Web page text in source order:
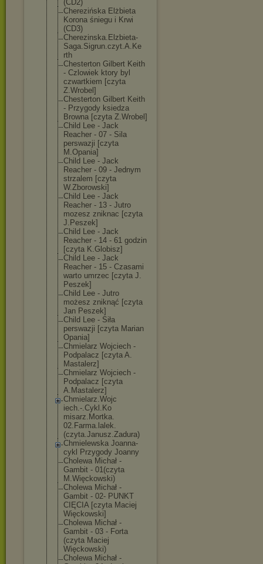
(CD2)
Cherezińska Elżbieta
Korona śniegu i Krwi
(CD3)
Cherezinska.El zbieta-
Saga.Sigrun.czyt.A.Ke
rth
Chesterton Gilbert Keith
- Czlowiek ktory byl
czwartkiem [czyta
Z.Wrobel]
Chesterton Gilbert Keith
- Przygody ksiedza
Browna [czyta Z.Wrobel]
Child Lee - Jack
Reacher - 07 - Sila
perswazji [czyta
M.Opania]
Child Lee - Jack
Reacher - 09 - Jednym
strzalem [czyta
W.Zborowski]
Child Lee - Jack
Reacher - 13 - Jutro
mozesz zniknac [czyta
J.Peszek]
Child Lee - Jack
Reacher - 14 - 61 godzin
[czyta K.Globisz]
Child Lee - Jack
Reacher - 15 - Czasami
warto umrzec [czyta J.
Peszek]
Child Lee - Jutro
możesz zniknąć [czyta
Jan Peszek]
Child Lee - Siła
perswazji [czyta Marian
Opania]
Chmielarz Wojciech -
Podpalacz [czyta A.
Mastalerz]
Chmielarz Wojciech -
Podpalacz [czyta
A.Mastalerz]
Chmielarz.Wojc
iech.-.Cykl.Ko
misarz.Mortka.
02.Farma.lalek.
(czyta.Janusz.Zadura)
Chmielewska Joanna-
cykl Przygody Joanny
Cholewa Michał -
Gambit - 01(czyta
M.Więckowski)
Cholewa Michał -
Gambit - 02- PUNKT
CIĘCIA [czyta Maciej
Więckowski]
Cholewa Michał -
Gambit - 03 - Forta
(czyta Maciej
Więckowski)
Cholewa Michał -